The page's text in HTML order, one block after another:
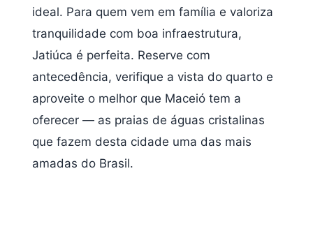
ideal. Para quem vem em família e valoriza
tranquilidade com boa infraestrutura,
Jatiúca é perfeita. Reserve com
antecedência, verifique a vista do quarto e
aproveite o melhor que Maceió tem a
oferecer — as praias de águas cristalinas
que fazem desta cidade uma das mais
amadas do Brasil.